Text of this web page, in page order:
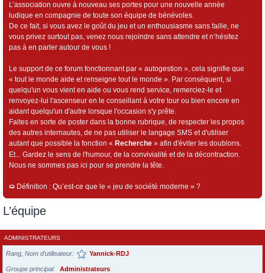
L’association ouvre à nouveau ses portes pour une nouvelle année
ludique en compagnie de toute son équipe de bénévoles.
De ce fait, si vous avez le goût du jeu et un enthousiasme sans faille, ne
vous privez surtout pas, venez nous rejoindre sans attendre et n’hésitez
pas à en parler autour de vous !
Le support de ce forum fonctionnant par « autogestion », cela signifie que
« tout le monde aide et renseigne tout le monde ». Par conséquent, si
quelqu'un vous vient en aide ou vous rend service, remerciez-le et
renvoyez-lui l'ascenseur en le conseillant à votre tour ou bien encore en
aidant quelqu'un d'autre lorsque l'occasion s'y prête.
Faites en sorte de poster dans la bonne rubrique, de respecter les propos
des autres internautes, de ne pas utiliser le langage SMS et d'utiliser
autant que possible la fonction « Recherche » afin d'éviter les doublons.
Et... Gardez le sens de l'humour, de la convivialité et de la décontraction.
Nous ne sommes pas ici pour se prendre la tête.
➯ Définition : Qu’est-ce que le « jeu de société moderne » ?
L’équipe
ADMINISTRATEURS
Rang, Nom d’utilisateur Yannick-RDJ
Groupe principal Administrateurs